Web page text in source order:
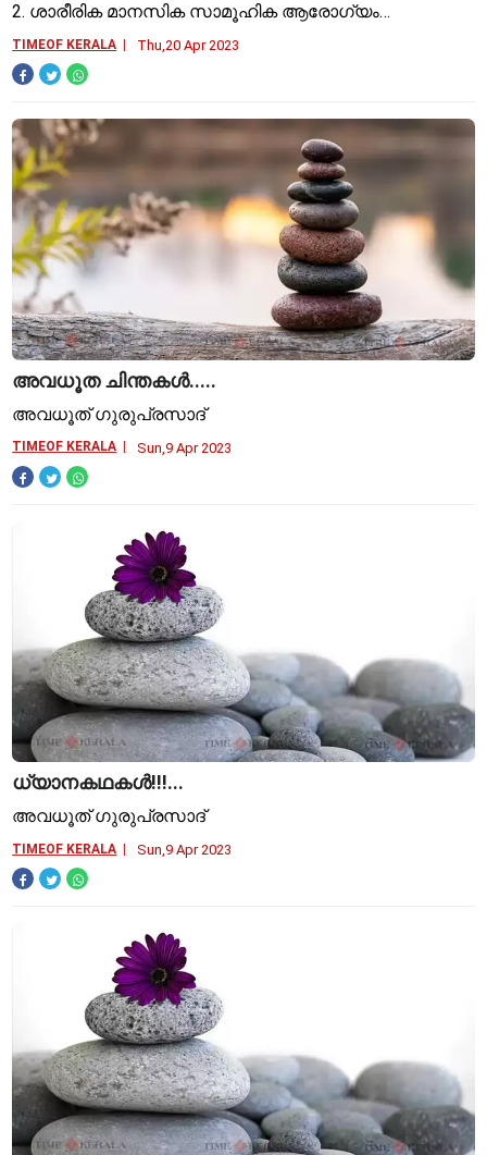
2. ശാരീരിക മാനസിക സാമൂഹിക ആരോഗ്യം
വര്‍ധിപ്പിക്കാന്‍ ജ്ഞാനം പാനം ചെയ്യണം. 3. എല്ലാം
പ്രസാദം പോല്‍ ആണ് സ്വീകരിക്കേണ
TIMEOF KERALA Thu,20 Apr 2023
അവധൂത ചിന്തകള്‍.....
അവധൂത് ഗുരുപ്രസാദ്
TIMEOF KERALA Sun,9 Apr 2023
ധ്യാനകഥകള്‍!!!...
അവധൂത് ഗുരുപ്രസാദ്
TIMEOF KERALA Sun,9 Apr 2023